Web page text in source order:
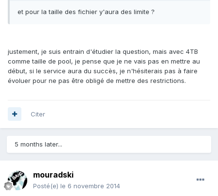
et pour la taille des fichier y'aura des limite ?
justement, je suis entrain d'étudier la question, mais avec 4TB
comme taille de pool, je pense que je ne vais pas en mettre au
début, si le service aura du succès, je n'hésiterais pas à faire
évoluer pour ne pas être obligé de mettre des restrictions.
Citer
5 months later...
mouradski
Posté(e) le 6 novembre 2014